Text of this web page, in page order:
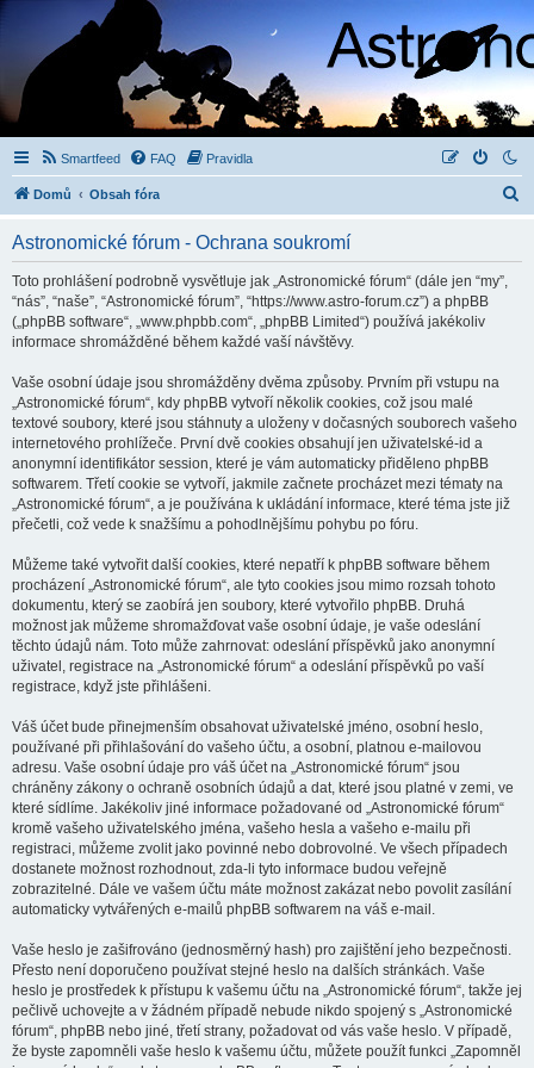
Smartfeed FAQ Pravidla
Domů Obsah fóra
Astronomické fórum - Ochrana soukromí
Toto prohlášení podrobně vysvětluje jak „Astronomické fórum“ (dále jen “my”,
“nás”, “naše”, “Astronomické fórum”, “https://www.astro-forum.cz”) a phpBB
(„phpBB software“, „www.phpbb.com“, „phpBB Limited“) používá jakékoliv
informace shromážděné během každé vaší návštěvy.
Vaše osobní údaje jsou shromážděny dvěma způsoby. Prvním při vstupu na
„Astronomické fórum“, kdy phpBB vytvoří několik cookies, což jsou malé
textové soubory, které jsou stáhnuty a uloženy v dočasných souborech vašeho
internetového prohlížeče. První dvě cookies obsahují jen uživatelské-id a
anonymní identifikátor session, které je vám automaticky přiděleno phpBB
softwarem. Třetí cookie se vytvoří, jakmile začnete procházet mezi tématy na
„Astronomické fórum“, a je používána k ukládání informace, které téma jste již
přečetli, což vede k snažšímu a pohodlnějšímu pohybu po fóru.
Můžeme také vytvořit další cookies, které nepatří k phpBB software během
procházení „Astronomické fórum“, ale tyto cookies jsou mimo rozsah tohoto
dokumentu, který se zaobírá jen soubory, které vytvořilo phpBB. Druhá
možnost jak můžeme shromažďovat vaše osobní údaje, je vaše odeslání
těchto údajů nám. Toto může zahrnovat: odeslání příspěvků jako anonymní
uživatel, registrace na „Astronomické fórum“ a odeslání příspěvků po vaší
registrace, když jste přihlášeni.
Váš účet bude přinejmenším obsahovat uživatelské jméno, osobní heslo,
používané při přihlašování do vašeho účtu, a osobní, platnou e-mailovou
adresu. Vaše osobní údaje pro váš účet na „Astronomické fórum“ jsou
chráněny zákony o ochraně osobních údajů a dat, které jsou platné v zemi, ve
které sídlíme. Jakékoliv jiné informace požadované od „Astronomické fórum“
kromě vašeho uživatelského jména, vašeho hesla a vašeho e-mailu při
registraci, můžeme zvolit jako povinné nebo dobrovolné. Ve všech případech
dostanete možnost rozhodnout, zda-li tyto informace budou veřejně
zobrazitelné. Dále ve vašem účtu máte možnost zakázat nebo povolit zasílání
automaticky vytvářených e-mailů phpBB softwarem na váš e-mail.
Vaše heslo je zašifrováno (jednosměrný hash) pro zajištění jeho bezpečnosti.
Přesto není doporučeno používat stejné heslo na dalších stránkách. Vaše
heslo je prostředek k přístupu k vašemu účtu na „Astronomické fórum“, takže jej
pečlivě uchovejte a v žádném případě nebude nikdo spojený s „Astronomické
fórum“, phpBB nebo jiné, třetí strany, požadovat od vás vaše heslo. V případě,
že byste zapomněli vaše heslo k vašemu účtu, můžete použít funkci „Zapomněl